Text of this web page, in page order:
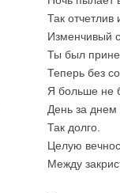
Так отчетлив
Изменчивый
Ты был
Теперь без
Я больше не
День за
Так долго.
Целую
Между